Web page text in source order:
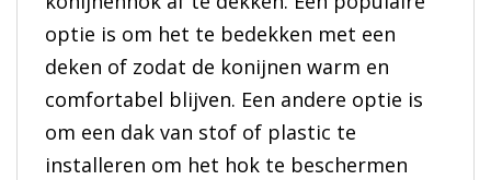
optie is om het te bedekken met een
deken of zodat de konijnen warm en
comfortabel blijven. Een andere optie is
om een dak van stof of plastic te
installeren om het hok te beschermen